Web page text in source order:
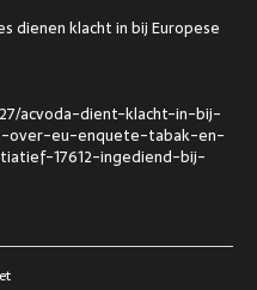
dienen klacht in bij Europese
acvoda-dient-klacht-in-bij-
over-eu-enquete-tabak-en-
17612-ingediend-bij-